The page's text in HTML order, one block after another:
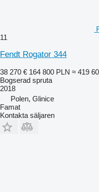
11
Fendt Rogator 344
38 270 € 164 800 PLN ≈ 419
Bogserad spruta
2018
Polen, Glinice
Famat
Kontakta säljaren